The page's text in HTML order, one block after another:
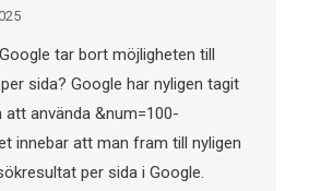
tar bort möjligheten till
sida? Google har nyligen tagit
använda &num=100-
innebar att man fram till nyligen
per sida i Google.